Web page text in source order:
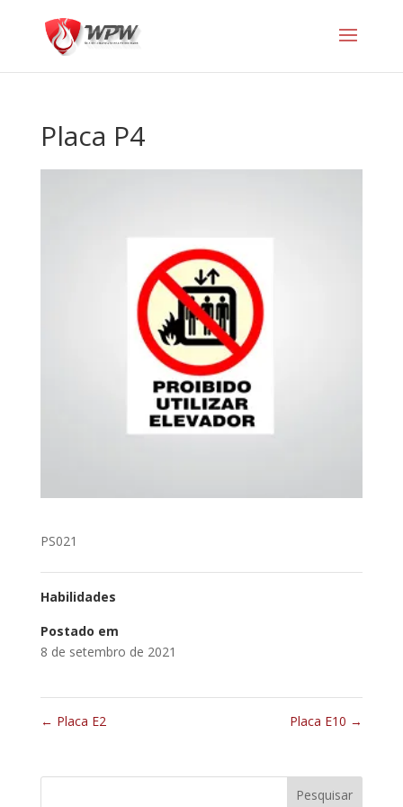
Placa P4
PS021
Habilidades
Postado em
8 de setembro de 2021
← Placa E2 Placa E10 →